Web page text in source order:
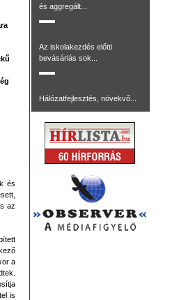
és
az
a
is
és aggregált...
Az iskolakezdés előtti
bevásárlás sok...
Hálózatfejlesztés, növekvő...